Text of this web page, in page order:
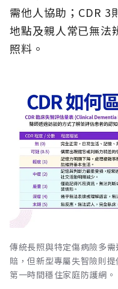
需他人協助；CDR 3
地點及親人常已無法
照料。
傳統長照與特定傷病險多
賠，但新型專屬失智險則
第一時間穩住家庭防護網。